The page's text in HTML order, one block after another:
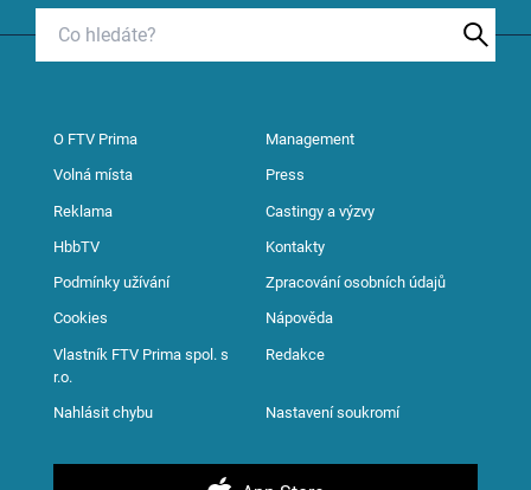
O FTV Prima Management
Volná místa Press
Reklama Castingy a výzvy
HbbTV Kontakty
Podmínky užívání Zpracování osobních údajů
Cookies Nápověda
Vlastník FTV Prima spol. s
r.o.
Redakce
Nahlásit chybu Nastavení soukromí